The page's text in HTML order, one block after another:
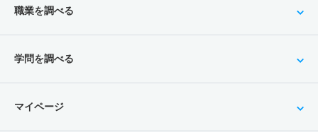
職業を調べる
学問を調べる
マイページ